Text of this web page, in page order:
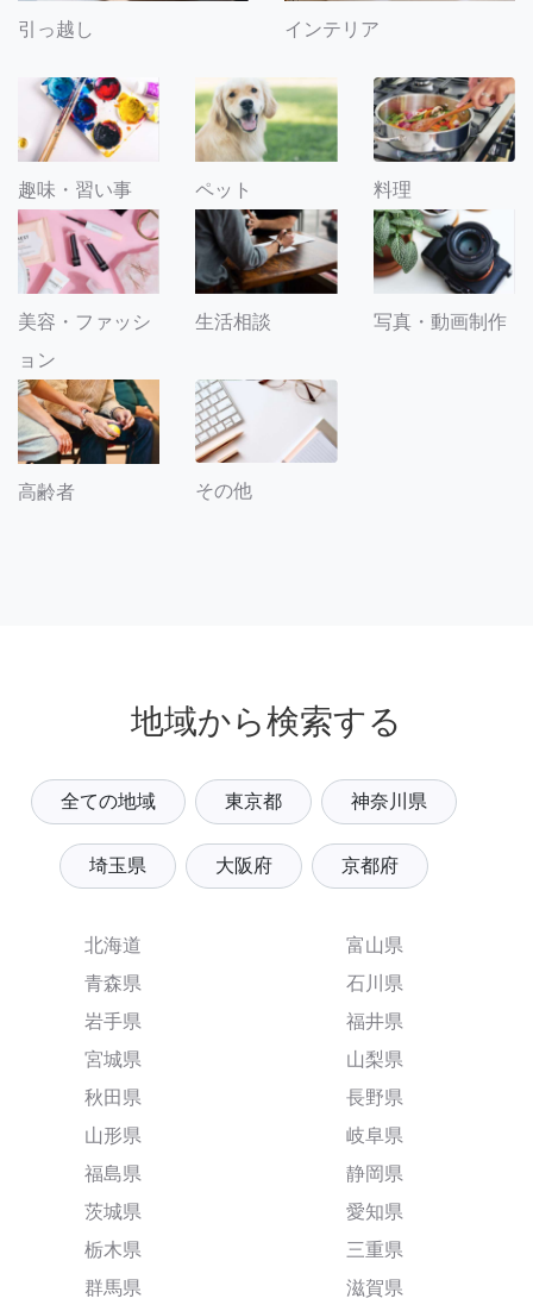
引っ越し インテリア
趣味・習い事 ペット 料理
美容・ファッシ
ョン
生活相談 写真・動画制作
高齢者 その他
地域から検索する
全ての地域 東京都 神奈川県
埼玉県 大阪府 京都府
北海道
青森県
岩手県
宮城県
秋田県
山形県
福島県
茨城県
栃木県
群馬県
富山県
石川県
福井県
山梨県
長野県
岐阜県
静岡県
愛知県
三重県
滋賀県